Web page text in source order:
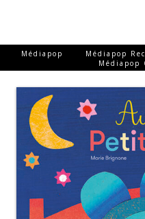
Médiapop Médiapop
Médiapop